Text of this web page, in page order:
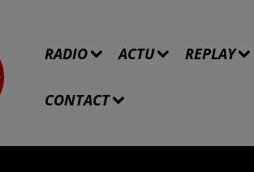
RADIO ACTU REPLAY
CONTACT